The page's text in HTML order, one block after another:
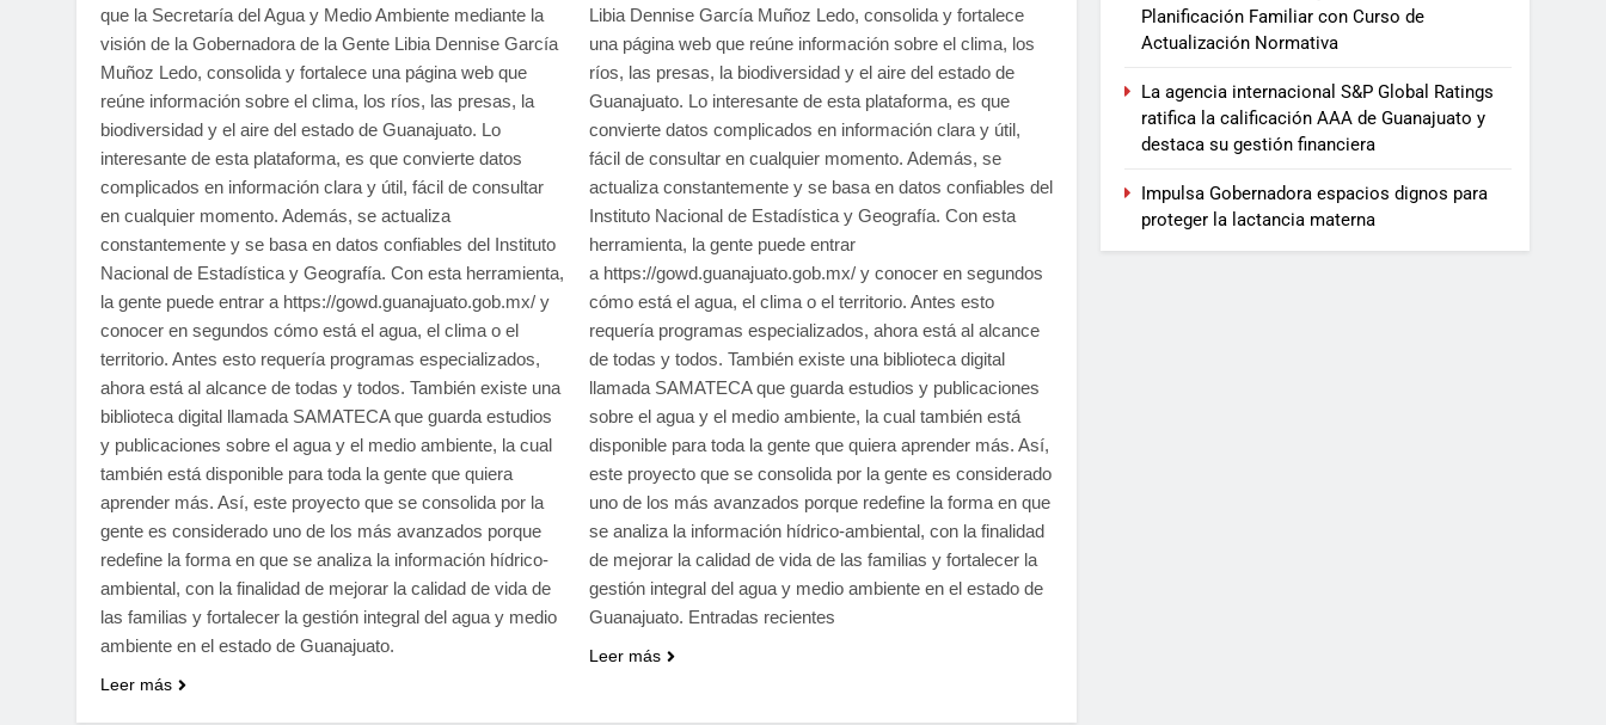
que la Secretaría del Agua y Medio Ambiente mediante la
visión de la Gobernadora de la Gente Libia Dennise García
Muñoz Ledo, consolida y fortalece una página web que
reúne información sobre el clima, los ríos, las presas, la
biodiversidad y el aire del estado de Guanajuato. Lo
interesante de esta plataforma, es que convierte datos
complicados en información clara y útil, fácil de consultar
en cualquier momento. Además, se actualiza
constantemente y se basa en datos confiables del Instituto
Nacional de Estadística y Geografía. Con esta herramienta,
la gente puede entrar a https://gowd.guanajuato.gob.mx/ y
conocer en segundos cómo está el agua, el clima o el
territorio. Antes esto requería programas especializados,
ahora está al alcance de todas y todos. También existe una
biblioteca digital llamada SAMATECA que guarda estudios
y publicaciones sobre el agua y el medio ambiente, la cual
también está disponible para toda la gente que quiera
aprender más. Así, este proyecto que se consolida por la
gente es considerado uno de los más avanzados porque
redefine la forma en que se analiza la información hídrico-
ambiental, con la finalidad de mejorar la calidad de vida de
las familias y fortalecer la gestión integral del agua y medio
ambiente en el estado de Guanajuato.
Leer más
Libia Dennise García Muñoz Ledo, consolida y fortalece
una página web que reúne información sobre el clima, los
ríos, las presas, la biodiversidad y el aire del estado de
Guanajuato. Lo interesante de esta plataforma, es que
convierte datos complicados en información clara y útil,
fácil de consultar en cualquier momento. Además, se
actualiza constantemente y se basa en datos confiables del
Instituto Nacional de Estadística y Geografía. Con esta
herramienta, la gente puede entrar
a https://gowd.guanajuato.gob.mx/ y conocer en segundos
cómo está el agua, el clima o el territorio. Antes esto
requería programas especializados, ahora está al alcance
de todas y todos. También existe una biblioteca digital
llamada SAMATECA que guarda estudios y publicaciones
sobre el agua y el medio ambiente, la cual también está
disponible para toda la gente que quiera aprender más. Así,
este proyecto que se consolida por la gente es considerado
uno de los más avanzados porque redefine la forma en que
se analiza la información hídrico-ambiental, con la finalidad
de mejorar la calidad de vida de las familias y fortalecer la
gestión integral del agua y medio ambiente en el estado de
Guanajuato. Entradas recientes
Leer más
Planificación Familiar con Curso de
Actualización Normativa
La agencia internacional S&P Global Ratings
ratifica la calificación AAA de Guanajuato y
destaca su gestión financiera
Impulsa Gobernadora espacios dignos para
proteger la lactancia materna